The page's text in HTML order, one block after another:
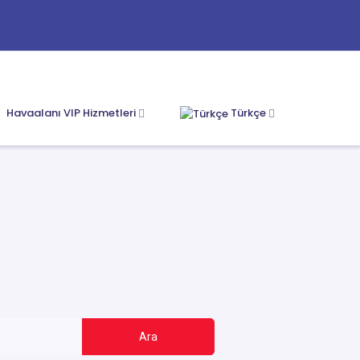
Havaalanı VIP Hizmetleri Türkçe
Ara